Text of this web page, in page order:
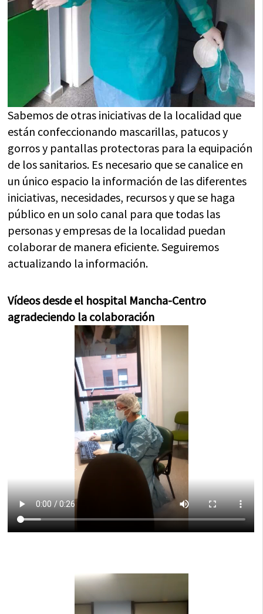
Sabemos de otras iniciativas de la localidad que
están confeccionando mascarillas, patucos y
gorros y pantallas protectoras para la equipación
de los sanitarios. Es necesario que se canalice en
un único espacio la información de las diferentes
iniciativas, necesidades, recursos y que se haga
público en un solo canal para que todas las
personas y empresas de la localidad puedan
colaborar de manera eficiente. Seguiremos
actualizando la información.
Vídeos desde el hospital Mancha-Centro
agradeciendo la colaboración